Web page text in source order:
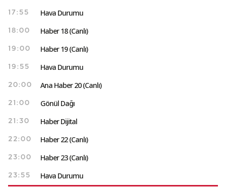
17:55 Hava Durumu
18:00 Haber 18 (Canlı)
19:00 Haber 19 (Canlı)
19:55 Hava Durumu
20:00 Ana Haber 20 (Canlı)
21:00 Gönül Dağı
21:30 Haber Dijital
22:00 Haber 22 (Canlı)
23:00 Haber 23 (Canlı)
23:55 Hava Durumu